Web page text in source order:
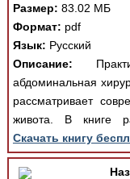
Размер: 83.02 МБ
Формат: pdf
Язык: Русский
Описание:
абдоминальная
рассматривает
живота. В книге
Скачать книгу